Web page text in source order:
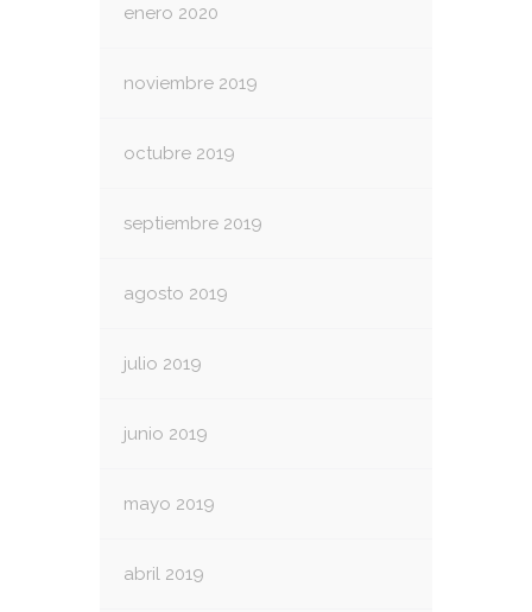
enero 2020
noviembre 2019
octubre 2019
septiembre 2019
agosto 2019
julio 2019
junio 2019
mayo 2019
abril 2019